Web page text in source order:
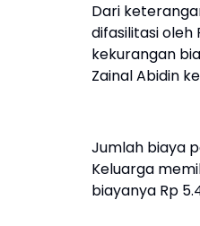
Dari
difasilitasi oleh
kekurangan
Zainal Abidin
Jumlah biaya
Keluarga
biayanya Rp